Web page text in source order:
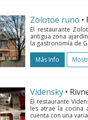
Zolotoe runo •
El restaurante
antigua zona
la gastronomía de
Más Info
Vidensky •
El restaurante
les atrae la cocina
cuenta con una